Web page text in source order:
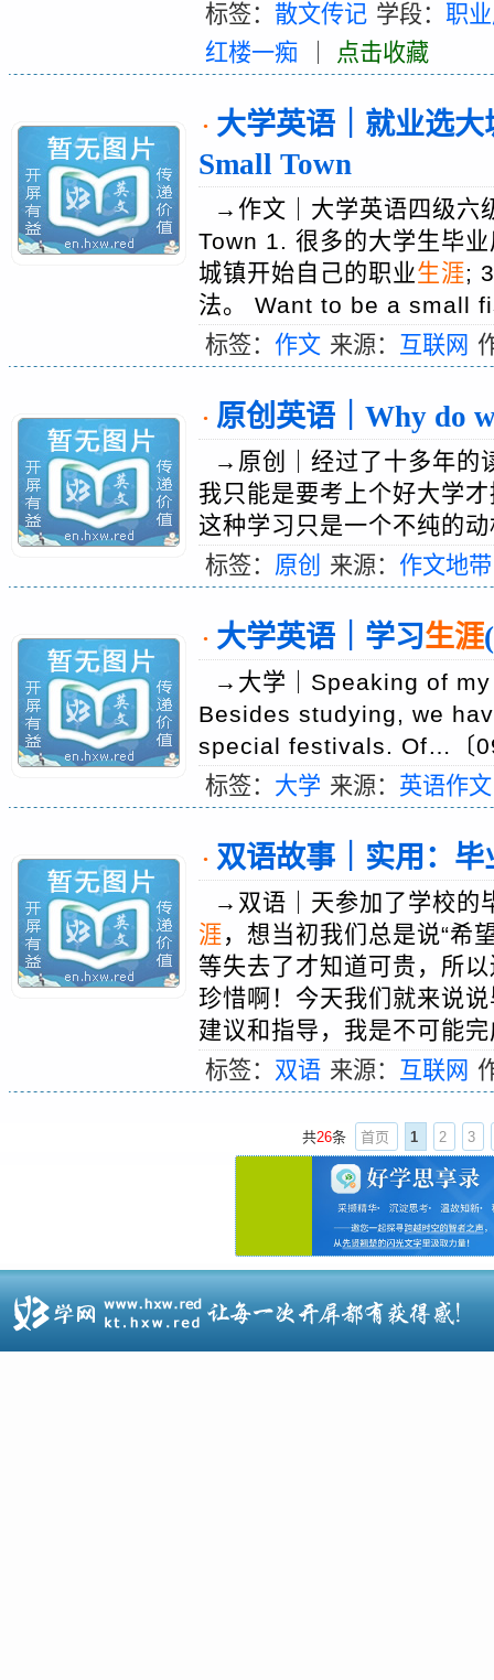
标签：散文传记 学段： 职
红楼一痴
点击收藏
· 大学英语｜就业选
Small Town
→作文｜大学英语四级六
Town 1. 很多的大学生毕
城镇开始自己的职业生涯;
法。 Want to be a small
标签： 作文 来源： 互联网
· 原创英语｜Why do
→原创｜经过了十多年的
我只能是要考上个好大学
这种学习只是一个不纯的
标签： 原创 来源： 作文地带
· 大学英语｜学习生涯
→大学｜Speaking of
Besides studying, we
special festivals. Of…〔
标签： 大学 来源： 英语作文
· 双语故事｜实用：
→双语｜天参加了学校的
涯 ，想当初我们总是说“希
等失去了才知道可贵，所
珍惜啊！今天我们就来说
建议和指导，我是不可能
标签： 双语 来源： 互联网
共26条 首页 1 2 3